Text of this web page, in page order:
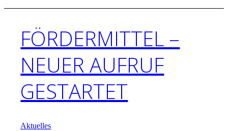
FÖRDERMITTEL –
NEUER AUFRUF
GESTARTET
Aktuelles